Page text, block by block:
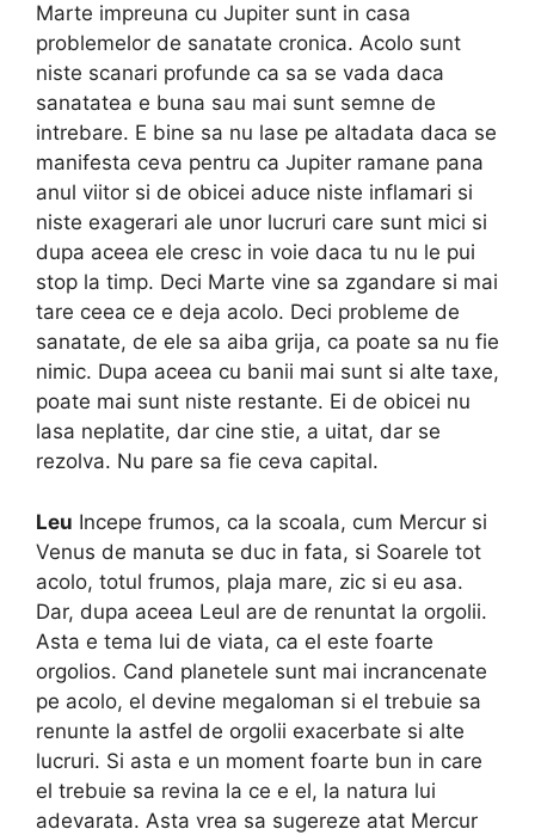
Marte impreuna cu Jupiter sunt in casa
problemelor de sanatate cronica. Acolo sunt
niste scanari profunde ca sa se vada daca
sanatatea e buna sau mai sunt semne de
intrebare. E bine sa nu lase pe altadata daca se
manifesta ceva pentru ca Jupiter ramane pana
anul viitor si de obicei aduce niste inflamari si
niste exagerari ale unor lucruri care sunt mici si
dupa aceea ele cresc in voie daca tu nu le pui
stop la timp. Deci Marte vine sa zgandare si mai
tare ceea ce e deja acolo. Deci probleme de
sanatate, de ele sa aiba grija, ca poate sa nu fie
nimic. Dupa aceea cu banii mai sunt si alte taxe,
poate mai sunt niste restante. Ei de obicei nu
lasa neplatite, dar cine stie, a uitat, dar se
rezolva. Nu pare sa fie ceva capital.
Leu Incepe frumos, ca la scoala, cum Mercur si
Venus de manuta se duc in fata, si Soarele tot
acolo, totul frumos, plaja mare, zic si eu asa.
Dar, dupa aceea Leul are de renuntat la orgolii.
Asta e tema lui de viata, ca el este foarte
orgolios. Cand planetele sunt mai incrancenate
pe acolo, el devine megaloman si el trebuie sa
renunte la astfel de orgolii exacerbate si alte
lucruri. Si asta e un moment foarte bun in care
el trebuie sa revina la ce e el, la natura lui
adevarata. Asta vrea sa sugereze atat Mercur